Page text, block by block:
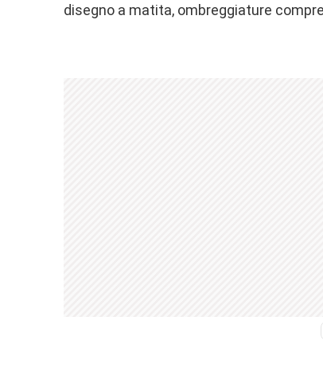
disegno a matita, ombreggiature